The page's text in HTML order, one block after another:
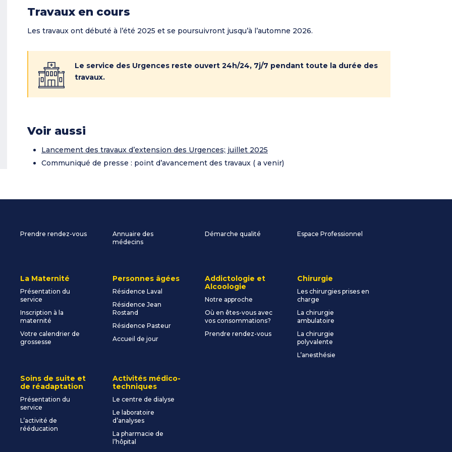
Travaux en cours
Les travaux ont débuté à l’été 2025 et se poursuivront jusqu’à l’automne 2026.
Le service des Urgences reste ouvert 24h/24, 7j/7 pendant toute la durée des
travaux.
Voir aussi
Lancement des travaux d’extension des Urgences; juillet 2025
Communiqué de presse : point d’avancement des travaux ( a venir)
Prendre rendez-vous
Annuaire des
médecins
Démarche qualité Espace Professionnel
La Maternité
Présentation du
service
Inscription à la
maternité
Votre calendrier de
grossesse
Personnes âgées
Résidence Laval
Résidence Jean
Rostand
Résidence Pasteur
Accueil de jour
Addictologie et
Alcoologie
Notre approche
Où en êtes-vous avec
vos consommations?
Prendre rendez-vous
Chirurgie
Les chirurgies prises en
charge
La chirurgie
ambulatoire
La chirurgie
polyvalente
L’anesthésie
Soins de suite et
de réadaptation
Présentation du
service
L’activité de
rééducation
Activités médico-
techniques
Le centre de dialyse
Le laboratoire
d’analyses
La pharmacie de
l’hôpital